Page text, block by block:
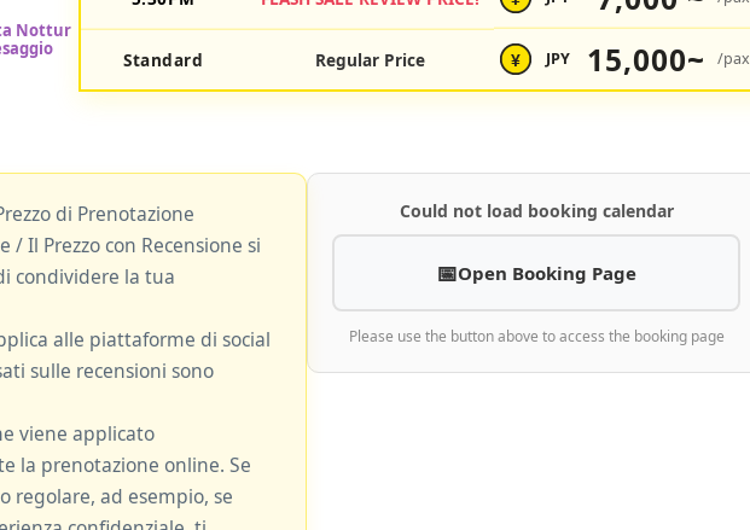
Standard Regular Price ¥ JPY 15,000~ /pax
di Prenotazione
/ Il Prezzo con Recensione si
condividere la tua
alle piattaforme di social
sulle recensioni sono
viene applicato
la prenotazione online. Se
regolare, ad esempio, se
Could not load booking calendar
Open Booking Page
Please use the button above to access the booking page